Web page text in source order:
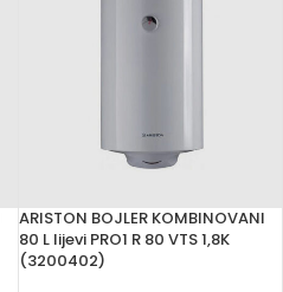
ARISTON BOJLER KOMBINOVANI
80 L lijevi PRO1 R 80 VTS 1,8K
(3200402)